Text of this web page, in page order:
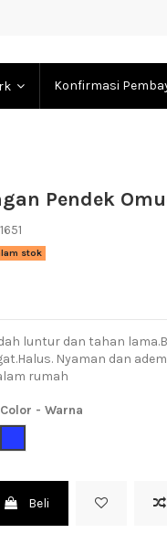
Konfirmasi
Pendek
stok
luntur dan tahan
Nyaman dan
rumah
Color - Warna
Beli